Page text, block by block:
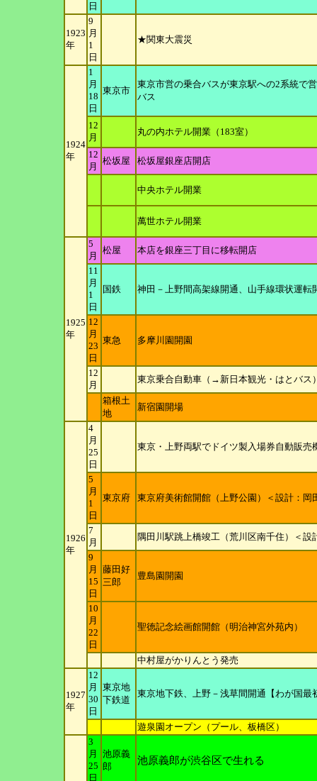
日
1923
年
9
月
1
日
★関東大震災
1924
年
1
月
18
日
東京市
東京市営の乗合バスが東京駅への2系統で
バス
12
月
丸の内ホテル開業（183室）
12
月
松坂屋 松坂屋銀座店開店
中央ホテル開業
萬世ホテル開業
1925
年
5
月
松屋
本店を銀座三丁目に移転開店
11
月
1
日
国鉄 神田－上野間高架線開通、山手線環状運転
12
月
23
日
東急 多摩川園開園
12
月
東京乗合自動車（→新日本観光・はとバス
箱根土
地
新宿園開場
1926
年
4
月
25
日
東京・上野両駅でドイツ製入場券自動販売
5
月
1
日
東京府 東京府美術館開館（上野公園）＜設計：岡
7
月
隅田川駅跳上橋竣工（荒川区南千住）＜設
9
月
15
日
藤田好
三郎
豊島園開園
10
月
22
日
聖徳記念絵画館開館（明治神宮外苑内）
中村屋がかりんとう発売
1927
年
12
月
30
日
東京地
下鉄道
東京地下鉄、上野－浅草間開通【わが国最
遊泉園オープン（プール、板橋区）
3
月
25
日
池原義
郎
池原義郎が渋谷区で生れる